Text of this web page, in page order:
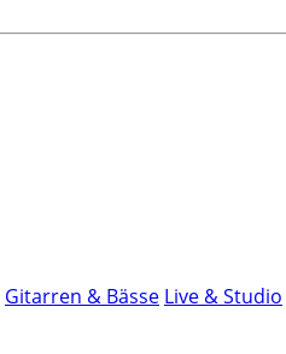
Gitarren & Bässe Live & Studio